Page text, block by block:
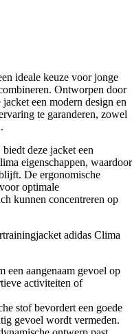
ideale keuze voor jonge
Ontworpen door
een modern design en
te garanderen, zowel
deze jacket een
eigenschappen, waardoor
De ergonomische
optimale
kunnen concentreren op
adidas Clima
een aangenaam gevoel op
activiteiten of
stof bevordert een goede
gevoel wordt vermeden.